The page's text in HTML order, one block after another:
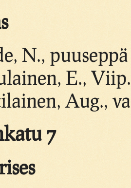
N., puuseppä
E.,
Aug.,
7